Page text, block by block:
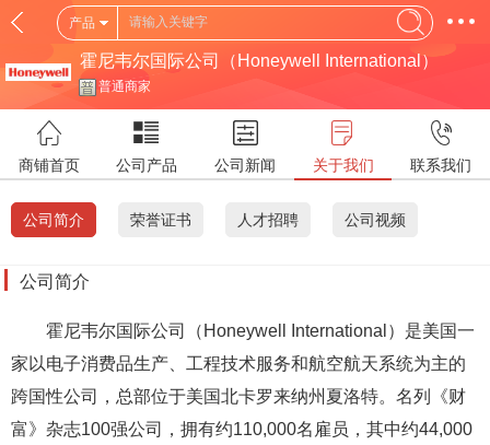
产品
霍尼韦尔国际公司（Honeywell International）
普通商家
商铺首页 公司产品 公司新闻 关于我们 联系我们
公司简介 荣誉证书 人才招聘 公司视频
公司简介
霍尼韦尔国际公司（Honeywell International）是美国一
家以电子消费品生产、工程技术服务和航空航天系统为主的
跨国性公司，总部位于美国北卡罗来纳州夏洛特。名列《财
富》杂志100强公司，拥有约110,000名雇员，其中约44,000